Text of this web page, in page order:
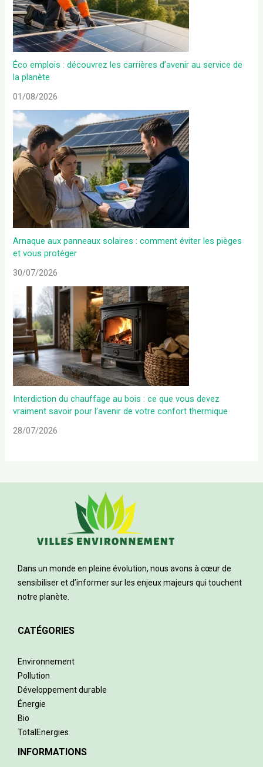
Éco emplois : découvrez les carrières d’avenir au service de
la planète
01/08/2026
Arnaque aux panneaux solaires : comment éviter les pièges
et vous protéger
30/07/2026
Interdiction du chauffage au bois : ce que vous devez
vraiment savoir pour l’avenir de votre confort thermique
28/07/2026
Dans un monde en pleine évolution, nous avons à cœur de
sensibiliser et d’informer sur les enjeux majeurs qui touchent
notre planète.
CATÉGORIES
Environnement
Pollution
Développement durable
Énergie
Bio
TotalEnergies
INFORMATIONS